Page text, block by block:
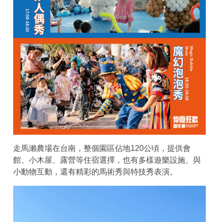
走馬瀨農場在台南，整個園區佔地120公頃，提供會
館、小木屋、露營等住宿選擇，也有多樣遊樂設施、與
小動物互動，還有精彩的馬術秀與特技秀表演。